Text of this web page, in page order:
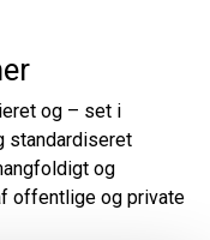
og – set i
standardiseret
og
offentlige og private